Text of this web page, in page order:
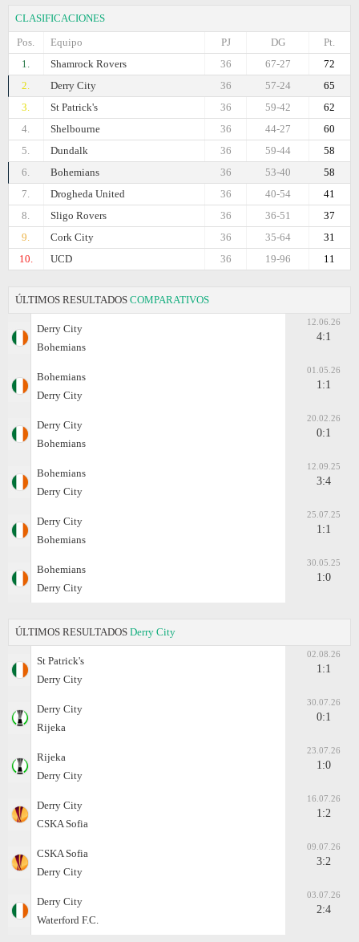
CLASIFICACIONES
Pos.
Equipo Pt.
DG
PJ
1.
Shamrock Rovers 72
67-27
36
2.
Derry City 65
57-24
36
3.
St Patrick's 62
59-42
36
4.
Shelbourne 60
44-27
36
5.
Dundalk 58
59-44
36
6.
Bohemians 58
53-40
36
7.
Drogheda United 41
40-54
36
8.
Sligo Rovers 37
36-51
36
9.
Cork City 31
35-64
36
10.
UCD 11
19-96
36
ÚLTIMOS RESULTADOS COMPARATIVOS
Derry City
Bohemians
12.06.26
4:1
Bohemians
Derry City
01.05.26
1:1
Derry City
Bohemians
20.02.26
0:1
Bohemians
Derry City
12.09.25
3:4
Derry City
Bohemians
25.07.25
1:1
Bohemians
Derry City
30.05.25
1:0
ÚLTIMOS RESULTADOS Derry City
St Patrick's
Derry City
02.08.26
1:1
Derry City
Rijeka
30.07.26
0:1
Rijeka
Derry City
23.07.26
1:0
Derry City
CSKA Sofia
16.07.26
1:2
CSKA Sofia
Derry City
09.07.26
3:2
Derry City
Waterford F.C.
03.07.26
2:4